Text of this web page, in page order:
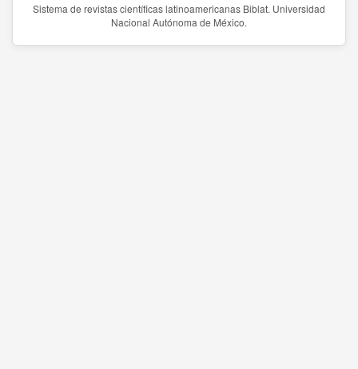
Sistema de revistas científicas latinoamericanas Biblat. Universidad
Nacional Autónoma de México.